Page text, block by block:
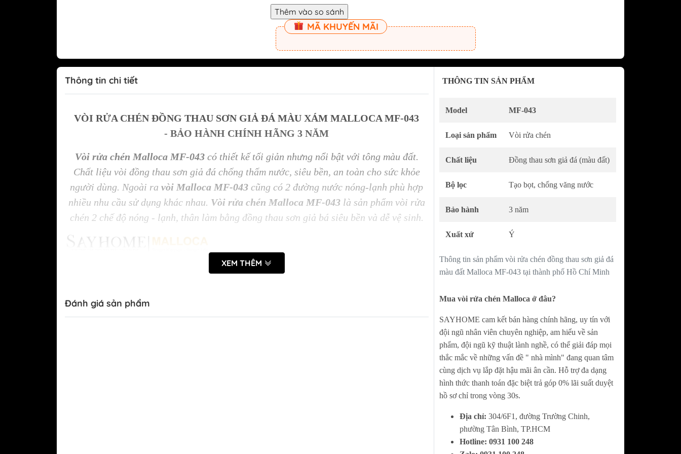
Phụ kiện tủ quần áo GRANDX
KOCHER
Máy hút mùi KOCHER
Máy rửa chén bát KOCHER
Gia dụng KOCHER
Tủ rượu KOCHER
Chậu rửa chén KOCHER
Vòi rửa chén KOCHER
Máy hút mùi SAKURA
Chậu rửa chén bát SAKURA
Máy rửa chén SAKURA
SAKURA
Thiết bị lọc nước SAKURA
NOBINOX
NOBINOX
Vòi rửa chén bát B-GEM
Bếp điện từ HAWONKOO
Máy rửa chén COMFEE
Lò nướng - Lò vi sóng COMFEE
Tay nâng BLUM
MÃ KHUYẾN MÃI
Thông tin chi tiết
VÒI RỬA CHÉN ĐỒNG THAU SƠN GIẢ ĐÁ MÀU XÁM MALLOCA MF-043
- BẢO HÀNH CHÍNH HÃNG 3 NĂM
Vòi rửa chén Malloca MF-043có thiết kế tối giản nhưng nổi bật với tông màu đất.
Chất liệu vòi đồng thau sơn giả đá chống thấm nước, siêu bền, an toàn cho sức khỏe
người dùng. Ngoài ravòi Malloca MF-043 cũng có 2 đường nước nóng-lạnh phù hợp
nhiều nhu cầu sử dụng khác nhau. Vòi rửa chén Malloca MF-043là sản phẩm vòi rửa
chén 2 chế độ nóng - lạnh, thân làm bằng đồng thau sơn giả bá siêu bền và dễ vệ sinh.
XEM THÊM
Đánh giá sản phẩm
THÔNG TIN SẢN PHẨM
Thông tin sản phẩm vòi rửa chén đồng thau sơn giả đá
màu đất Malloca MF-043 tại thành phố Hồ Chí Minh
Model MF-043
Loại sản phẩm Vòi rửa chén
Chất liệu Đồng thau sơn giả đá (màu đất)
Bộ lọc Tạo bọt, chống văng nước
Bảo hành 3 năm
Xuất xứ Ý
Mua vòi rửa chén Malloca ở đâu?
SAYHOME cam kết bán hàng chính hãng, uy tín với
đội ngũ nhân viên chuyên nghiệp, am hiểu về sản
phẩm, đội ngũ kỹ thuật lành nghề, có thể giải đáp mọi
thắc mắc về những vấn đề " nhà mình" đang quan tâm
cùng dịch vụ lắp đặt hậu mãi ân cần. Hỗ trợ đa dạng
hình thức thanh toán đặc biệt trả góp 0% lãi suất duyệt
hồ sơ chỉ trong vòng 30s.
Địa chỉ: 304/6F1, đường Trường Chinh,
phường Tân Bình, TP.HCM
Hotline: 0931 100 248